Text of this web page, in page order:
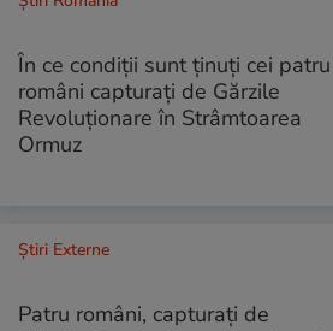
În ce condiții sunt ținuți cei patru
români capturați de Gărzile
Revoluționare în Strâmtoarea
Ormuz
Știri Externe
Patru români, capturați de